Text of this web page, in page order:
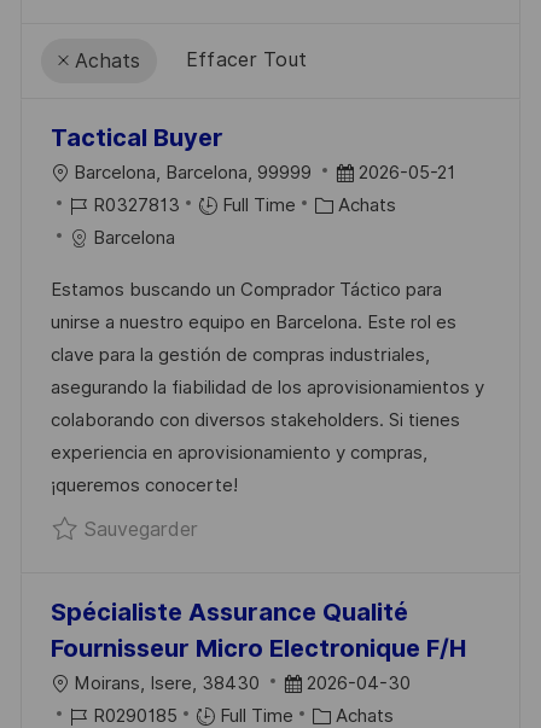
Achats Effacer Tout
results
updated
result
found
Tactical Buyer
L
O
C
L
I
S
A
T
I
O
N
Barcelona, Barcelona, 99999
D
A
D
’
A
F
F
I
E
2026-05-21
R
É
É
R
E
N
C
E
D
U
S
T
E
R0327813 Full Time
C
É
G
O
R
I
E
Achats
Barcelona
Estamos buscando un Comprador Táctico para
unirse a nuestro equipo en Barcelona. Este rol es
clave para la gestión de compras industriales,
asegurando la fiabilidad de los aprovisionamientos y
colaborando con diversos stakeholders. Si tienes
experiencia en aprovisionamiento y compras,
¡queremos conocerte!
SauvegarderSauvegarder Tactical Buyer R0327813
Spécialiste Assurance Qualité
Fournisseur Micro Electronique F/H
L
O
Moirans, Isere, 38430
D
A
2026-04-30
R
R0290185 Full Time
C Achats